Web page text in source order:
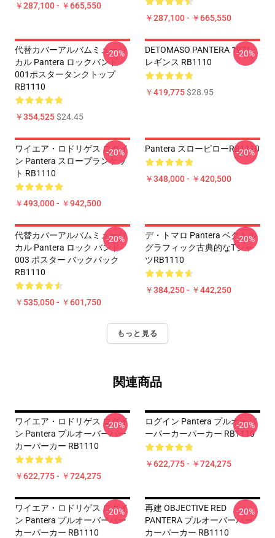
￥287,100 - ￥665,550
￥287,100 - ￥665,550
代替カバーアルバムミュージ
カル Pantera ロックバンド
001ポスタータンクトップ
RB1110
￥354,525$24.45
-20%
DETOMASO PANTERA 1971
レギンス RB1110
￥419,775$28.95
-20%
ワイエア・ロドリゲス ログイ
ン Pantera スローブランケッ
ト RB1110
￥493,000 - ￥942,500
-20% Pantera スローピローRB1110
￥348,000 - ￥420,500
-20%
代替カバーアルバムミュージ
カル Pantera ロック バンド
003 ポスター バックパック
RB1110
￥535,050 - ￥601,750
-20%
デ・トマロ Pantera ベクトル
グラフィック古典的なTシャ
ツRB1110
￥384,250 - ￥442,250
-20%
もっと見る
関連商品
ワイエア・ロドリゲス ログイ
ン Pantera プルオーバーパー
カーパーカー RB1110
￥622,775 - ￥724,275
-20%
ログイン Pantera プルオーバ
ーパーカーパーカー RB1110
￥622,775 - ￥724,275
-20%
ワイエア・ロドリゲス ログイ
ン Pantera プルオーバーパー
カーパーカー RB1110
-20%
再建 OBJECTIVE RED
PANTERA プルオーバーパー
カーパーカー RB1110
-20%